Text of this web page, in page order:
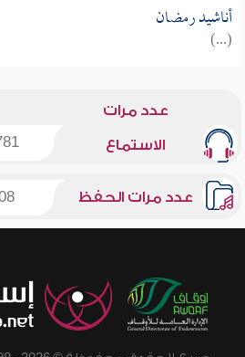
أناشيد رمضان
(...)
عدد مرات
الاستماع
عدد مرات الحفظ